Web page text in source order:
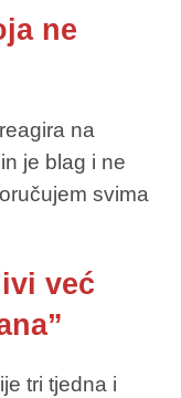
ne
na
je blag i ne
svima
već
tri tjedna i